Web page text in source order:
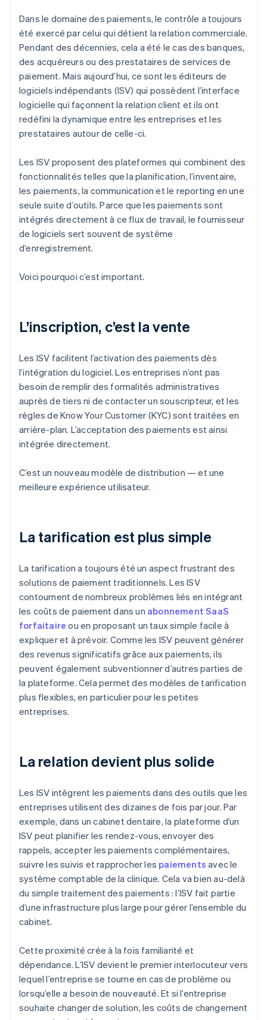
Dans le domaine des paiements, le contrôle a toujours
été exercé par celui qui détient la relation commerciale.
Pendant des décennies, cela a été le cas des banques,
des acquéreurs ou des prestataires de services de
paiement. Mais aujourd’hui, ce sont les éditeurs de
logiciels indépendants (ISV) qui possèdent l’interface
logicielle qui façonnent la relation client et ils ont
redéfini la dynamique entre les entreprises et les
prestataires autour de celle-ci.
Les ISV proposent des plateformes qui combinent des
fonctionnalités telles que la planification, l’inventaire,
les paiements, la communication et le reporting en une
seule suite d’outils. Parce que les paiements sont
intégrés directement à ce flux de travail, le fournisseur
de logiciels sert souvent de système
d’enregistrement.
Voici pourquoi c’est important.
L’inscription, c’est la vente
Les ISV facilitent l’activation des paiements dès
l’intégration du logiciel. Les entreprises n’ont pas
besoin de remplir des formalités administratives
auprès de tiers ni de contacter un souscripteur, et les
règles de Know Your Customer (KYC) sont traitées en
arrière-plan. L’acceptation des paiements est ainsi
intégrée directement.
C’est un nouveau modèle de distribution — et une
meilleure expérience utilisateur.
La tarification est plus simple
La tarification a toujours été un aspect frustrant des
solutions de paiement traditionnels. Les ISV
contournent de nombreux problèmes liés en intégrant
les coûts de paiement dans un abonnement SaaS
forfaitaire ou en proposant un taux simple facile à
expliquer et à prévoir. Comme les ISV peuvent générer
des revenus significatifs grâce aux paiements, ils
peuvent également subventionner d’autres parties de
la plateforme. Cela permet des modèles de tarification
plus flexibles, en particulier pour les petites
entreprises.
La relation devient plus solide
Les ISV intègrent les paiements dans des outils que les
entreprises utilisent des dizaines de fois par jour. Par
exemple, dans un cabinet dentaire, la plateforme d’un
ISV peut planifier les rendez-vous, envoyer des
rappels, accepter les paiements complémentaires,
suivre les suivis et rapprocher les paiements avec le
système comptable de la clinique. Cela va bien au-delà
du simple traitement des paiements : l’ISV fait partie
d’une infrastructure plus large pour gérer l’ensemble du
cabinet.
Cette proximité crée à la fois familiarité et
dépendance. L’ISV devient le premier interlocuteur vers
lequel l’entreprise se tourne en cas de problème ou
lorsqu’elle a besoin de nouveauté. Et si l’entreprise
souhaite changer de solution, les coûts de changement